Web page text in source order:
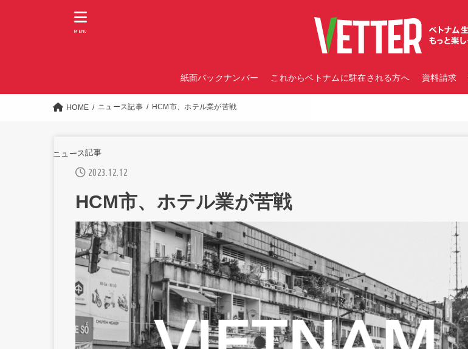
紙面バックナンバー これからベトナムに駐在される方へ 資料請求
MENU
HOME ニュース記事 HCM市、ホテル業が苦戦
ニュース記事
2023.12.12
HCM市、ホテル業が苦戦